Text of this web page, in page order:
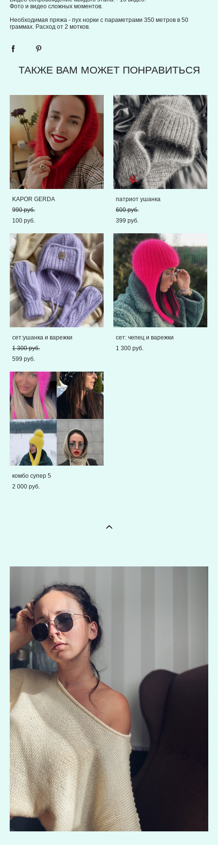
Фото и видео сложных моментов.
Необходимая пряжа - пух норки с параметрами 350 метров в 50
граммах. Расход от 2 мотков.
ТАКЖЕ ВАМ МОЖЕТ ПОНРАВИТЬСЯ
KAPOR GERDA
990 pуб.
100 pуб.
патриот ушанка
600 pуб.
399 pуб.
сет:ушанка и варежки
1 300 pуб.
599 pуб.
сет: чепец и варежки
1 300 pуб.
комбо супер 5
2 000 pуб.